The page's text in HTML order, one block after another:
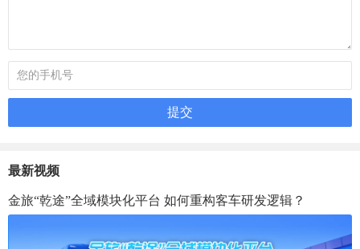
最新视频
金旅“乾途”全域模块化平台 如何重构客车研发逻辑？